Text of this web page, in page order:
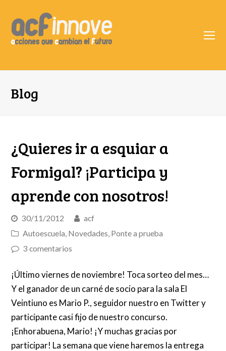
Blog
¿Quieres ir a esquiar a
Formigal? ¡Participa y
aprende con nosotros!
30/11/2012
acf
Autoescuela, Novedades, Ponte a prueba
3 comentarios
¡Último viernes de noviembre! Toca sorteo del mes…
Y el ganador de un carné de socio para la sala El
Veintiuno es Mario P., seguidor nuestro en Twitter y
participante casi fijo de nuestro concurso.
¡Enhorabuena, Mario! ¡Y muchas gracias por
participar! La semana que viene haremos la entrega